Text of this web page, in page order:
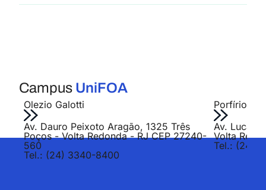
Campus UniFOA
Olezio Galotti
Av. Dauro Peixoto Aragão, 1325 Três
Poços - Volta Redonda - RJ CEP 27240-
560
Tel.: (24) 3340-8400
Porfírio
Av. Lucas
Volta
Tel.: (24)